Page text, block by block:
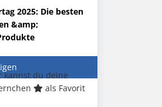
2025: Die besten
&amp;
kannst du deine
als Favorit